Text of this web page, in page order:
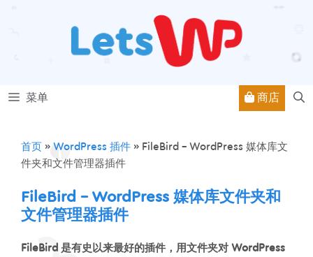
菜单 商店
首页 » WordPress 插件 » FileBird – WordPress 媒体库文
件夹和文件管理器插件
FileBird – WordPress 媒体库文件夹和
文件管理器插件
FileBird 是有史以来最好的插件，用文件夹对 WordPress